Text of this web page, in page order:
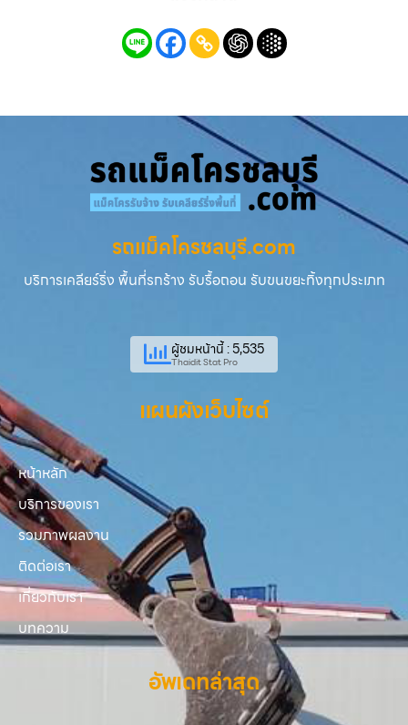
รถแม็คโครชลบุรี.com
บริการเคลียร์ริ่ง พื้นที่รกร้าง รับรื้อถอน รับขนขยะทิ้งทุกประเภท
ผู้ชมหน้านี้ : 5,535
Thaidit Stat Pro
แผนผังเว็บไซต์
หน้าหลัก
บริการของเรา
รวมภาพผลงาน
ติดต่อเรา
เกี่ยวกับเรา
บทความ
อัพเดทล่าสุด